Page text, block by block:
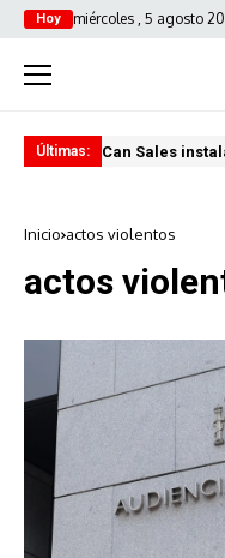
Hoy miércoles , 5 agosto
Últimas: Can Sales
Inicio actos violentos
actos